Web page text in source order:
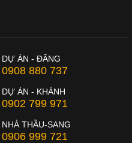
DỰ ÁN - ĐĂNG
0908 880 737
DỰ ÁN - KHÁNH
0902 799 971
NHÀ THẦU-SANG
0906 999 721